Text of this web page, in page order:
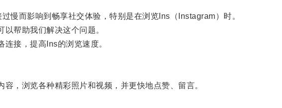
而影响到畅享社交体验，特别是在浏览Ins（Instagram）时。
帮助我们解决这个问题。
接，提高Ins的浏览速度。
，浏览各种精彩照片和视频，并更快地点赞、留言。